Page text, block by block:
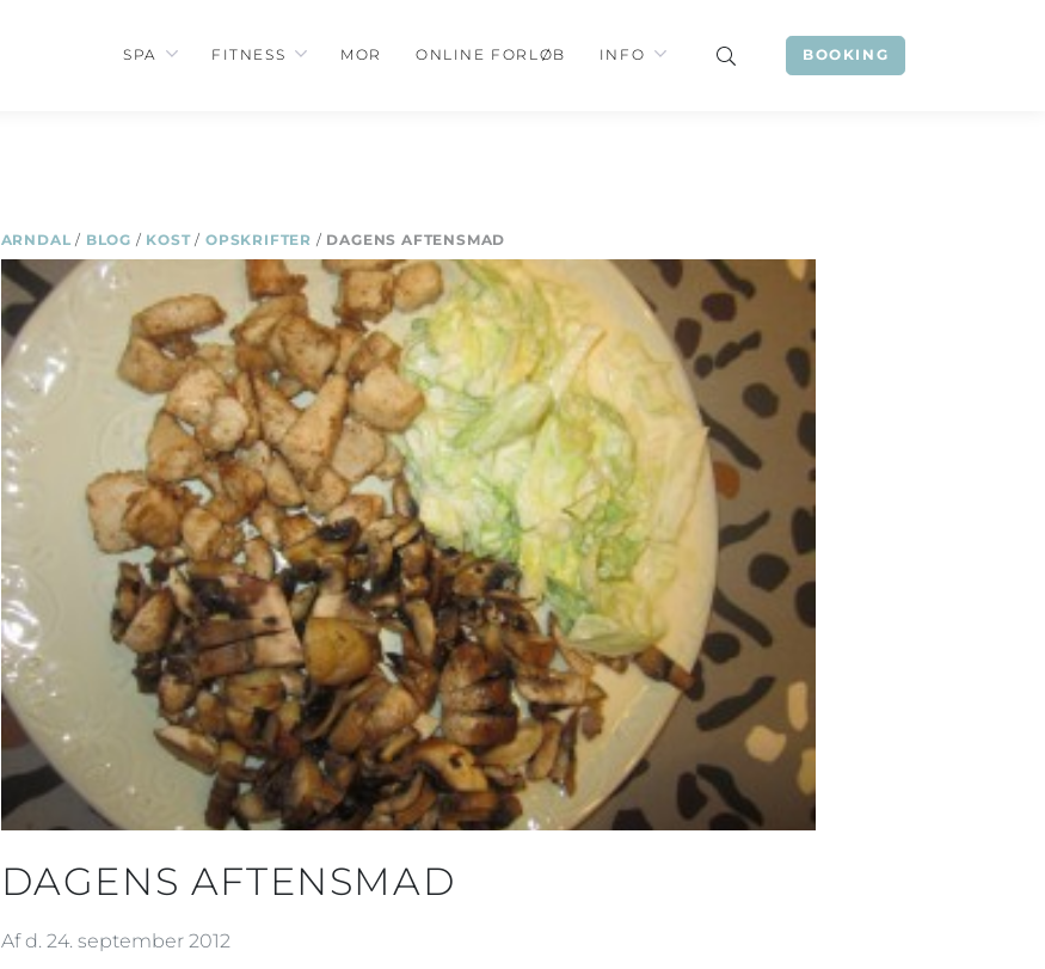
BOOKING
SPA FITNESS MOR ONLINE FORLØB INFO
ARNDAL / BLOG / KOST/ OPSKRIFTER / DAGENS AFTENSMAD
DAGENS AFTENSMAD
Af d. 24. september 2012